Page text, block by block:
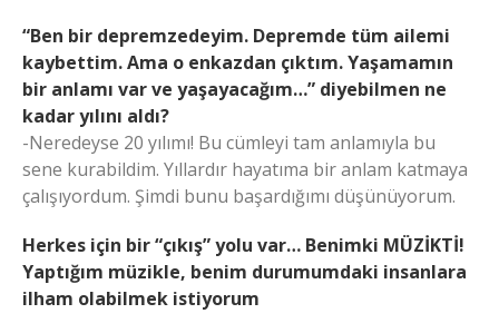
“Ben bir depremzedeyim. Depremde tüm ailemi
kaybettim. Ama o enkazdan çıktım. Yaşamamın
bir anlamı var ve yaşayacağım…” diyebilmen ne
kadar yılını aldı?
-Neredeyse 20 yılımı! Bu cümleyi tam anlamıyla bu
sene kurabildim. Yıllardır hayatıma bir anlam katmaya
çalışıyordum. Şimdi bunu başardığımı düşünüyorum.
Herkes için bir “çıkış” yolu var… Benimki MÜZİKTİ!
Yaptığım müzikle, benim durumumdaki insanlara
ilham olabilmek istiyorum